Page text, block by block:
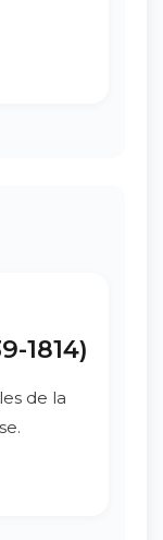
1814)
de la